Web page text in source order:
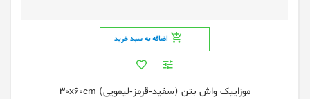
اضافه به سبد خرید
موزاییک واش بتن (سفید-قرمز-لیمویی) 30x60cm